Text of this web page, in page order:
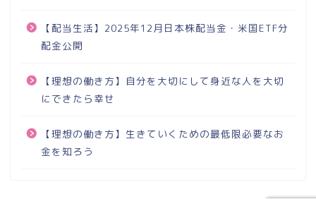
【配当生活】2025年12月日本株配当金・米国ETF分
配金公開
【理想の働き方】自分を大切にして身近な人を大切
にできたら幸せ
【理想の働き方】生きていくための最低限必要なお
金を知ろう